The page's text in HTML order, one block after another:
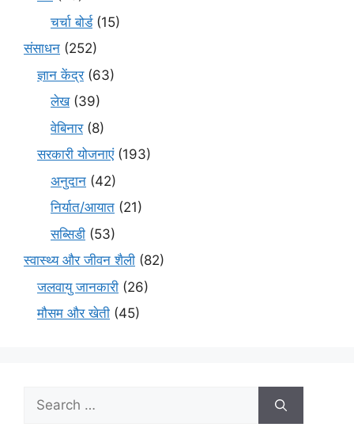
चर्चा बोर्ड(15)
संसाधन (252)
ज्ञान केंद्र(63)
लेख(39)
वेबिनार(8)
सरकारी योजनाएं(193)
अनुदान (42)
निर्यात/आयात (21)
सब्सिडी (53)
स्वास्थ्य और जीवन शैली (82)
जलवायु जानकारी (26)
मौसम और खेती (45)